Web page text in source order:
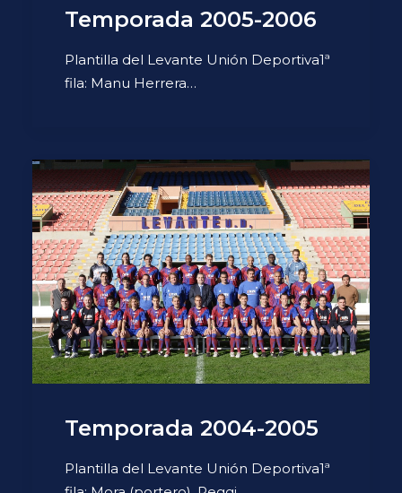
Temporada 2005-2006
Plantilla del Levante Unión Deportiva1ª
fila: Manu Herrera…
Temporada 2004-2005
Plantilla del Levante Unión Deportiva1ª